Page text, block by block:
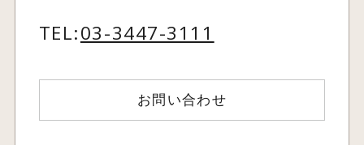
TEL:03-3447-3111
お問い合わせ